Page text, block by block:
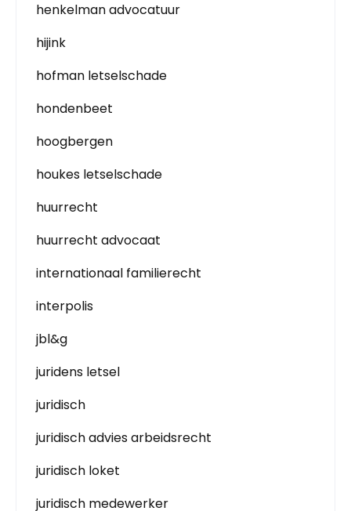
henkelman advocatuur
hijink
hofman letselschade
hondenbeet
hoogbergen
houkes letselschade
huurrecht
huurrecht advocaat
internationaal familierecht
interpolis
jbl&g
juridens letsel
juridisch
juridisch advies arbeidsrecht
juridisch loket
juridisch medewerker